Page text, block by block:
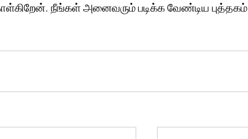
நீங்கள் அனைவரும் படிக்க வேண்டிய புத்தகம்